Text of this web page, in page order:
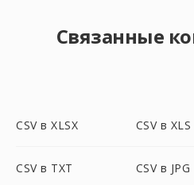
Связанные
CSV в XLSX CSV в XLS
CSV в TXT CSV в JPG